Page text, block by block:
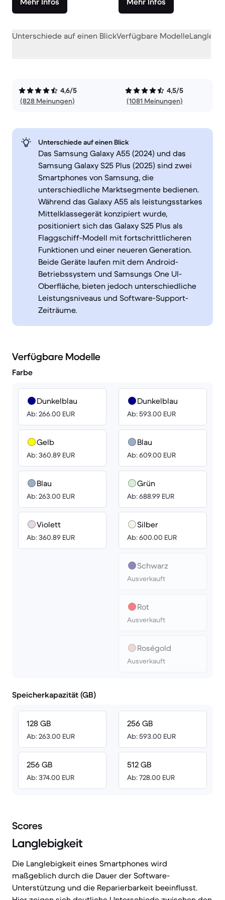
Unterschiede auf einen BlickVerfügbare Modelle
4,6/5
(828 Meinungen)
4,5/5
(1081 Meinungen)
Unterschiede auf einen Blick
Das Samsung Galaxy A55 (2024) und das
Samsung Galaxy S25 Plus (2025) sind zwei
Smartphones von Samsung, die
unterschiedliche Marktsegmente bedienen.
Während das Galaxy A55 als leistungsstarkes
Mittelklassegerät konzipiert wurde,
positioniert sich das Galaxy S25 Plus als
Flaggschiff-Modell mit fortschrittlicheren
Funktionen und einer neueren Generation.
Beide Geräte laufen mit dem Android-
Betriebssystem und Samsungs One UI-
Oberfläche, bieten jedoch unterschiedliche
Leistungsniveaus und Software-Support-
Zeiträume.
Verfügbare Modelle
Farbe
Dunkelblau
Ab: 266.00 EUR
Gelb
Ab: 360.89 EUR
Blau
Ab: 263.00 EUR
Violett
Ab: 360.89 EUR
Dunkelblau
Ab: 593.00 EUR
Blau
Ab: 609.00 EUR
Grün
Ab: 688.99 EUR
Silber
Ab: 600.00 EUR
Schwarz
Ausverkauft
Rot
Ausverkauft
Roségold
Ausverkauft
Speicherkapazität (GB)
128 GB
Ab: 263.00 EUR
256 GB
Ab: 374.00 EUR
256 GB
Ab: 593.00 EUR
512 GB
Ab: 728.00 EUR
Scores
Langlebigkeit
Die Langlebigkeit eines Smartphones wird
maßgeblich durch die Dauer der Software-
Unterstützung und die Reparierbarkeit beeinflusst.